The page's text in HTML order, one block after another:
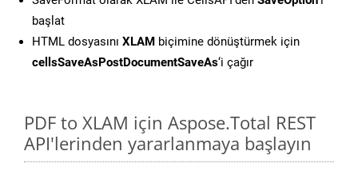
başlat
HTML dosyasını XLAM biçimine dönüştürmek için
cellsSaveAsPostDocumentSaveAs‘i çağır
PDF to XLAM için Aspose.Total REST
API'lerinden yararlanmaya başlayın